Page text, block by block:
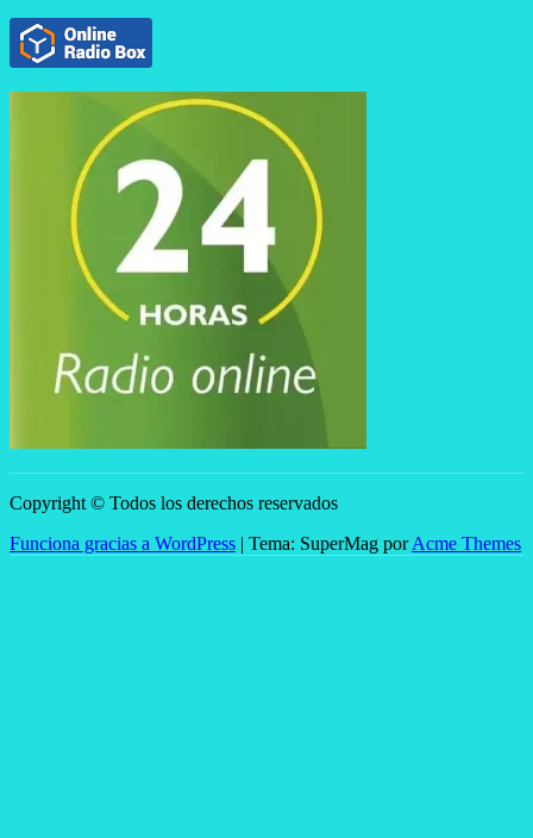
Copyright © Todos los derechos reservados
Funciona gracias a WordPress | Tema: SuperMag porAcme Themes